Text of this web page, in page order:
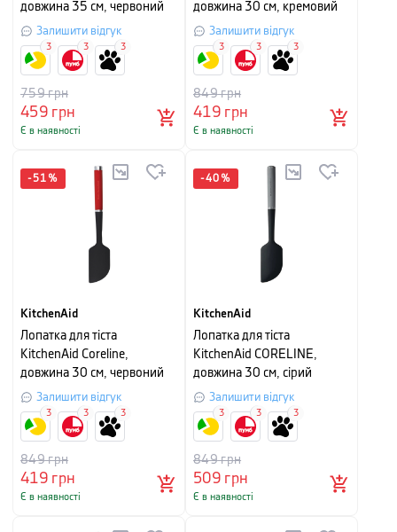
довжина 35 см, червоний
Залишити відгук
459грн
759грн
Є в наявності
3 3 3
довжина 30 см, кремовий
Залишити відгук
419грн
849грн
Є в наявності
3 3 3
-51 %
KitchenAid
Лопатка для тіста
KitchenAid Coreline,
довжина 30 см, червоний
Залишити відгук
419грн
849грн
Є в наявності
3 3 3
-40 %
KitchenAid
Лопатка для тіста
KitchenAid CORELINE,
довжина 30 см, сірий
Залишити відгук
509грн
849грн
Є в наявності
3 3 3